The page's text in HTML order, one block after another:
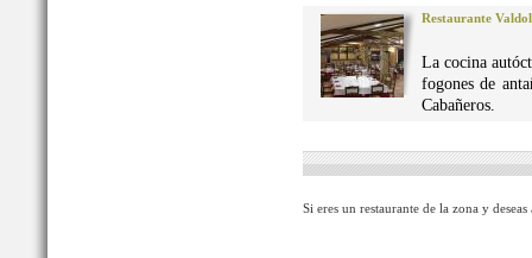
Restaurante
La cocina
fogones de
Cabañeros.
Si eres un restaurante de la zona y